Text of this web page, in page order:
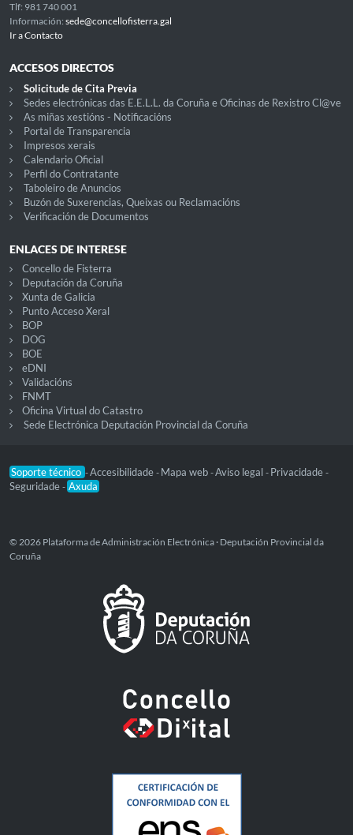
Tlf: 981 740 001
Información: sede@concellofisterra.gal
Ir a Contacto
ACCESOS DIRECTOS
Solicitude de Cita Previa
Sedes electrónicas das E.E.L.L. da Coruña e Oficinas de Rexistro Cl@ve
As miñas xestións - Notificacións
Portal de Transparencia
Impresos xerais
Calendario Oficial
Perfil do Contratante
Taboleiro de Anuncios
Buzón de Suxerencias, Queixas ou Reclamacións
Verificación de Documentos
ENLACES DE INTERESE
Concello de Fisterra
Deputación da Coruña
Xunta de Galicia
Punto Acceso Xeral
BOP
DOG
BOE
eDNI
Validacións
FNMT
Oficina Virtual do Catastro
Sede Electrónica Deputación Provincial da Coruña
Soporte técnico -Accesibilidade - Mapa web -Aviso legal - Privacidade -
Seguridade - Axuda
© 2026 Plataforma de Administración Electrónica · Deputación Provincial da
Coruña